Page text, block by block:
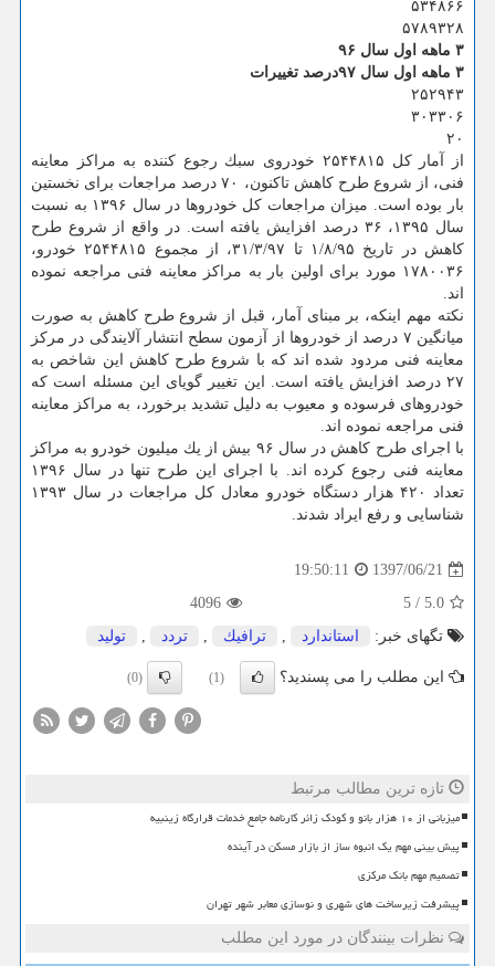
۵۳۴۸۶۶
۵۷۸۹۳۲۸
۳ ماهه اول سال ۹۶
۳ ماهه اول سال ۹۷
درصد تغییرات
۲۵۲۹۴۳
۳۰۳۳۰۶
۲۰
از آمار كل ۲۵۴۴۸۱۵ خودروی سبك رجوع كننده به مراكز معاینه
فنی، از شروع طرح كاهش تاكنون، ۷۰ درصد مراجعات برای نخستین
بار بوده است. میزان مراجعات كل خودروها در سال ۱۳۹۶ به نسبت
سال ۱۳۹۵، ۳۶ درصد افزایش یافته است. در واقع از شروع طرح
كاهش در تاریخ ۱/۸/۹۵ تا ۳۱/۳/۹۷، از مجموع ۲۵۴۴۸۱۵ خودرو،
۱۷۸۰۰۳۶ مورد برای اولین بار به مراكز معاینه فنی مراجعه نموده
اند.
نكته مهم اینكه، بر مبنای آمار، قبل از شروع طرح كاهش به صورت
میانگین ۷ درصد از خودروها از آزمون سطح انتشار آلایندگی در مركز
معاینه فنی مردود شده اند كه با شروع طرح كاهش این شاخص به
۲۷ درصد افزایش یافته است. این تغییر گویای این مسئله است كه
خودروهای فرسوده و معیوب به دلیل تشدید برخورد، به مراكز معاینه
فنی مراجعه نموده اند.
با اجرای طرح كاهش در سال ۹۶ بیش از یك میلیون خودرو به مراكز
معاینه فنی رجوع كرده اند. با اجرای این طرح تنها در سال ۱۳۹۶
تعداد ۴۲۰ هزار دستگاه خودرو معادل كل مراجعات در سال ۱۳۹۳
شناسایی و رفع ایراد شدند.
1397/06/21
19:50:11
5.0
/
5
4096
تگهای خبر:
استاندارد , ترافیك , تردد , تولید
این مطلب را می پسندید؟ (1)
(0)
تازه ترین مطالب مرتبط
میزبانی از ۱۰ هزار بانو و کودک زائر کارنامه جامع خدمات قرارگاه زینبیه
پیش بینی مهم یک انبوه ساز از بازار مسکن در آینده
تصمیم مهم بانک مرکزی
پیشرفت زیرساخت های شهری و نوسازی معابر شهر تهران
نظرات بینندگان در مورد این مطلب